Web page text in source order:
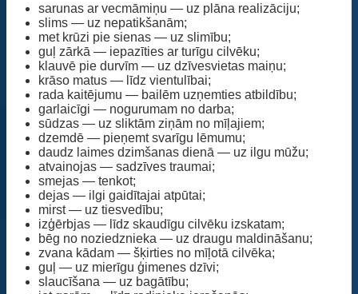
sarunas ar vecmāmiņu — uz plāna realizāciju;
slims — uz nepatikšanām;
met krūzi pie sienas — uz slimību;
guļ zārkā — iepazīties ar turīgu cilvēku;
klauvē pie durvīm — uz dzīvesvietas maiņu;
krāso matus — līdz vientulībai;
rada kaitējumu — bailēm uzņemties atbildību;
garlaicīgi — nogurumam no darba;
sūdzas — uz sliktām ziņām no mīļajiem;
dzemdē — pieņemt svarīgu lēmumu;
daudz laimes dzimšanas dienā — uz ilgu mūžu;
atvainojas — sadzīves traumai;
smejas — tenkot;
dejas — ilgi gaidītajai atpūtai;
mirst — uz tiesvedību;
izģērbjas — līdz skaudīgu cilvēku izskatam;
bēg no noziedznieka — uz draugu maldināšanu;
zvana kādam — šķirties no mīļotā cilvēka;
guļ — uz mierīgu ģimenes dzīvi;
slaucīšana — uz bagātību;